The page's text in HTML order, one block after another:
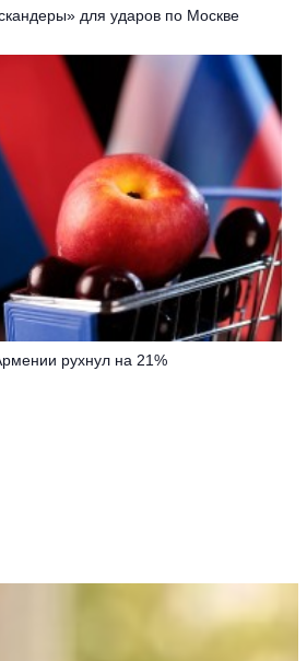
для ударов по Москве
рухнул на 21%